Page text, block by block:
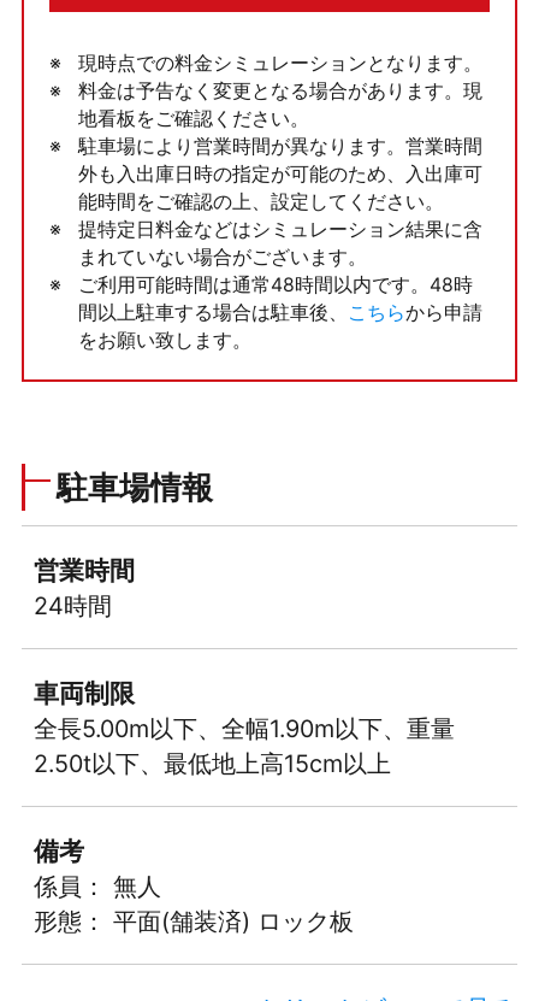
現時点での料金シミュレーションとなります。
料金は予告なく変更となる場合があります。現
地看板をご確認ください。
駐車場により営業時間が異なります。営業時間
外も入出庫日時の指定が可能のため、入出庫可
能時間をご確認の上、設定してください。
提特定日料金などはシミュレーション結果に含
まれていない場合がございます。
ご利用可能時間は通常48時間以内です。48時
間以上駐車する場合は駐車後、
こちらから申請
をお願い致します。
駐車場情報
営業時間
24時間
車両制限
全長5.00m以下、全幅1.90m以下、重量
2.50t以下、最低地上高15cm以上
備考
係員： 無人
形態： 平面(舗装済) ロック板